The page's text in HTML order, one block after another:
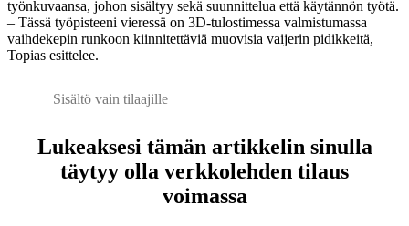
työnkuvaansa, johon sisältyy sekä suunnittelua että käytännön työtä.
– Tässä työpisteeni vieressä on 3D-tulostimessa valmistumassa
vaihdekepin runkoon kiinnitettäviä muovisia vaijerin pidikkeitä,
Topias esittelee.
Sisältö vain tilaajille
Lukeaksesi tämän artikkelin sinulla
täytyy olla verkkolehden tilaus
voimassa